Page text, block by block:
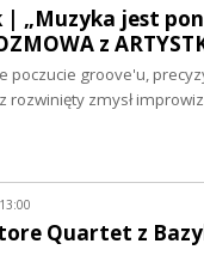
| „Muzyka jest
z
poczucie groove'u,
rozwinięty zmysł
Quartet z